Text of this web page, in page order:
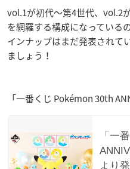
vol.1が初代〜第4世代、vol.2
を網羅する構成になっている
インナップはまだ発表されて
ましょう！
「一番くじ Pokémon 30th